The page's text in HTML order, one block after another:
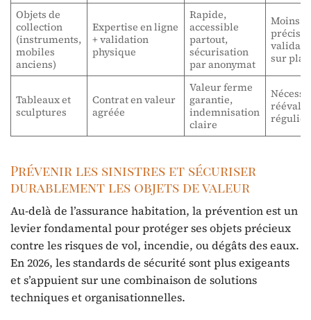
Objets de
collection
(instruments,
mobiles
anciens)
Expertise en ligne
+ validation
physique
Rapide,
accessible
partout,
sécurisation
par anonymat
Moins
précise
sur
Tableaux et
sculptures
Contrat en valeur
agréée
Valeur ferme
garantie,
indemnisation
claire
Prévenir les sinistres et sécuriser
durablement les objets de valeur
Au-delà de l’assurance habitation, la prévention est un
levier fondamental pour protéger ses objets précieux
contre les risques de vol, incendie, ou dégâts des eaux.
En 2026, les standards de sécurité sont plus exigeants
et s’appuient sur une combinaison de solutions
techniques et organisationnelles.